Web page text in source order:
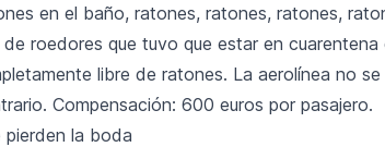
en el baño, ratones, ratones, ratones,
roedores que tuvo que estar en
libre de ratones. La aerolínea no
Compensación: 600 euros por pasajero.
la boda